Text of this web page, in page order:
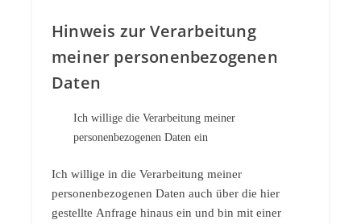
Hinweis zur Verarbeitung
meiner personenbezogenen
Daten
Ich willige die Verarbeitung meiner
personenbezogenen Daten ein
Ich willige in die Verarbeitung meiner
personenbezogenen Daten auch über die hier
gestellte Anfrage hinaus ein und bin mit einer